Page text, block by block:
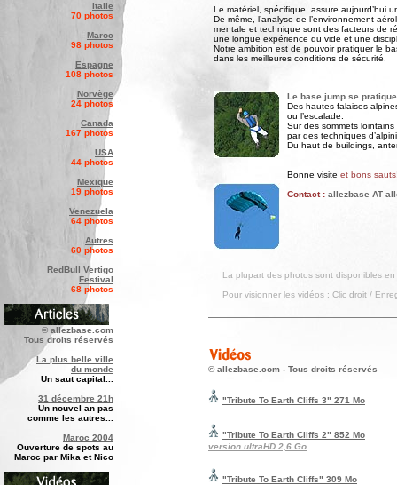
Italie
70 photos
Maroc
98 photos
Espagne
108 photos
Norvège
24 photos
Canada
167 photos
USA
44 photos
Mexique
19 photos
Venezuela
64 photos
Autres
60 photos
RedBull Vertigo
Festival
68 photos
© allezbase.com
Tous droits réservés
La plus belle ville
du monde
Un saut capital...
31 décembre 21h
Un nouvel an pas
comme les autres...
Maroc 2004
Ouverture de spots au
Maroc par Mika et Nico
Le matériel, spécifique, assure aujourd’hui
De même, l’analyse de l’environnement
mentale et technique sont des facteurs de
une longue expérience du vide et une
Notre ambition est de pouvoir pratiquer le
dans les meilleures conditions de sécurité.
Le base jump se
Des hautes falaises
ou l’escalade.
Sur des sommets
par des techniques
Du haut de buildings,
Bonne visite et bons
Contact : allezbase AT
La plupart des photos sont disponibles
Pour visionner les vidéos : Clic droit /
© allezbase.com - Tous droits réservés
"Tribute To Earth Cliffs 3" 271 Mo
"Tribute To Earth Cliffs 2" 852 Mo
version ultraHD 2,6 Go
"Tribute To Earth Cliffs" 309 Mo